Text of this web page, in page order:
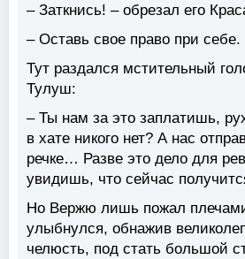
– Заткнись! – обрезал его
– Оставь свое право при себе.
Тут раздался мстительный
Тулуш:
– Ты нам за это заплатишь,
в хате никого нет? А нас
речке… Разве это дело для
увидишь, что сейчас
Но Вержю лишь пожал
улыбнулся, обнажив
челюсть, под стать большой